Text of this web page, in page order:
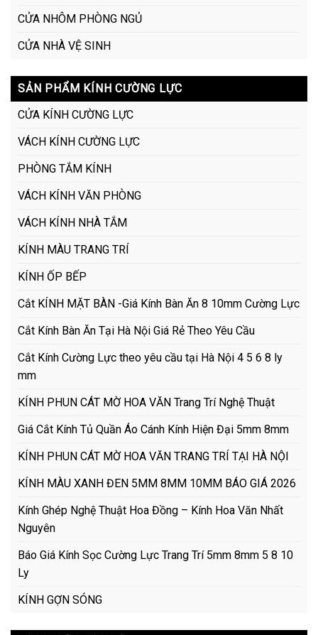
CỬA NHÔM PHÒNG NGỦ
CỬA NHÀ VỆ SINH
SẢN PHẨM KÍNH CƯỜNG LỰC
CỬA KÍNH CƯỜNG LỰC
VÁCH KÍNH CƯỜNG LỰC
PHÒNG TẮM KÍNH
VÁCH KÍNH VĂN PHÒNG
VÁCH KÍNH NHÀ TẮM
KÍNH MÀU TRANG TRÍ
KÍNH ỐP BẾP
Cắt KÍNH MẶT BÀN -Giá Kính Bàn Ăn 8 10mm Cường Lực
Cắt Kính Bàn Ăn Tại Hà Nội Giá Rẻ Theo Yêu Cầu
Cắt Kính Cường Lực theo yêu cầu tại Hà Nội 4 5 6 8 ly
mm
KÍNH PHUN CÁT MỜ HOA VĂN Trang Trí Nghệ Thuật
Giá Cắt Kính Tủ Quần Áo Cánh Kính Hiện Đại 5mm 8mm
KÍNH PHUN CÁT MỜ HOA VĂN TRANG TRÍ TẠI HÀ NỘI
KÍNH MÀU XANH ĐEN 5MM 8MM 10MM BÁO GIÁ 2026
Kính Ghép Nghệ Thuật Hoa Đồng – Kính Hoa Văn Nhất
Nguyên
Báo Giá Kính Sọc Cường Lực Trang Trí 5mm 8mm 5 8 10
Ly
KÍNH GỢN SÓNG